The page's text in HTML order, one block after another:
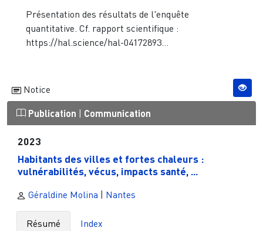
Présentation des résultats de l'enquête
quantitative. Cf. rapport scientifique :
https://hal.science/hal-04172893...
Notice
Publication | Communication
2023
Habitants des villes et fortes chaleurs :
vulnérabilités, vécus, impacts santé, ...
Géraldine Molina | Nantes
Résumé Index